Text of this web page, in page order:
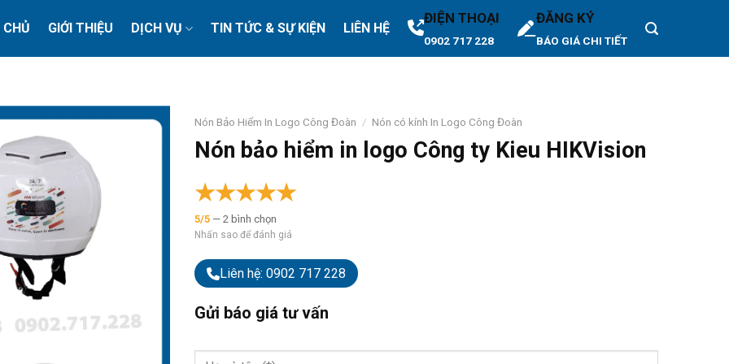
GIỚI THIỆU DỊCH VỤ TIN TỨC & SỰ KIỆN LIÊN HỆ
ĐIỆN THOẠI
0902 717 228
ĐĂNG KÝ
BÁO GIÁ CHI TIẾT
Nón Bảo Hiểm In Logo Công Đoàn / Nón có kính In Logo Công Đoàn
Nón bảo hiểm in logo Công ty Kieu HIKVision
★
★
★
★
★
5/5 — 2 bình chọn
Nhấn sao để đánh giá
Liên hệ: 0902 717 228
Gửi báo giá tư vấn